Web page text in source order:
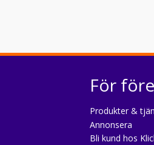
För
Produkter &
Annonsera
Bli kund hos